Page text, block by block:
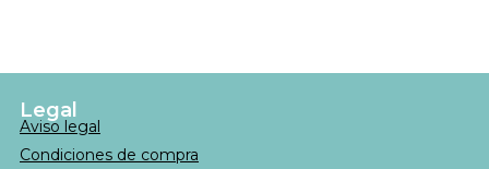
Legal
Aviso legal
Condiciones de compra